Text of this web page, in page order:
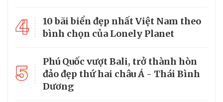
4
10 bãi biển đẹp nhất Việt Nam theo
bình chọn của Lonely Planet
5
Phú Quốc vượt Bali, trở thành hòn
đảo đẹp thứ hai châu Á - Thái Bình
Dương